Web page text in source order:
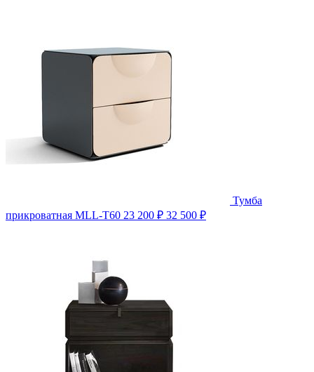
Тумба
прикроватная MLL-T60 23 200 ₽ 32 500 ₽